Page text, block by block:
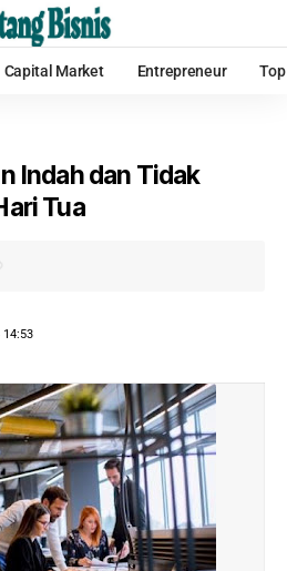
Capital Market Entrepreneur
Indah dan Tidak
Tua